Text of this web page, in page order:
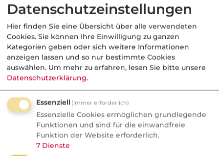
Aus der dvb-Redaktion
Markt
Nachrichten
KI bei SI:
Schadenbearbeitung neu
geordnet
Signal Iduna setzt bei der
Schadenbearbeitung auf KI und stellt
bestehende Rollen im Markt infrage.
Datenschutzeinstellungen
Hier finden Sie eine Übersicht über alle verwendeten
Cookies. Sie können Ihre Einwilligung zu ganzen
Kategorien geben oder sich weitere Informationen
anzeigen lassen und so nur bestimmte Cookies
auswählen. Um mehr zu erfahren, lesen Sie bitte unsere
Datenschutzerklärung.
Essenziell (immer erforderlich)
Essenzielle Cookies ermöglichen grundlegende
Funktionen und sind für die einwandfreie
Funktion der Website erforderlich.
7 Dienste